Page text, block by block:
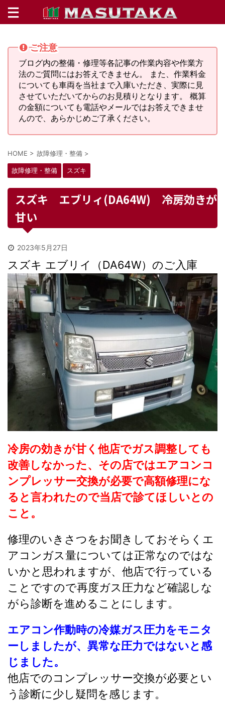
ご注意
ブログ内の整備・修理等各記事の作業内容や作業方
法のご質問にはお答えできません。 また、作業料金
についても車両を当社まで入庫いただき、実際に見
させていただいてからのお見積りとなります。 概算
の金額についても電話やメールではお答えできませ
んので、あらかじめご了承ください。
HOME > 故障修理・整備 >
故障修理・整備 スズキ
スズキ エブリィ(DA64W) 冷房効きが
甘い
2023年5月27日
スズキ エブリイ（DA64W）のご入庫
冷房の効きが甘く他店でガス調整しても
改善しなかった、その店ではエアコンコ
ンプレッサー交換が必要で高額修理にな
ると言われたので当店で診てほしいとの
こと。
修理のいきさつをお聞きしておそらくエ
アコンガス量については正常なのではな
いかと思われますが、他店で行っている
ことですので再度ガス圧力など確認しな
がら診断を進めることにします。
エアコン作動時の冷媒ガス圧力をモニタ
ーしましたが、異常な圧力ではないと感
じました。
他店でのコンプレッサー交換が必要とい
う診断に少し疑問を感じます。